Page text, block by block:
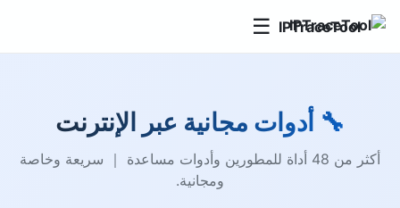
IPTraceTool
☰
🔧 أدوات مجانية عبر الإنترنت
أكثر من 48 أداة للمطورين وأدوات مساعدة ｜ سريعة وخاصة
ومجانية.